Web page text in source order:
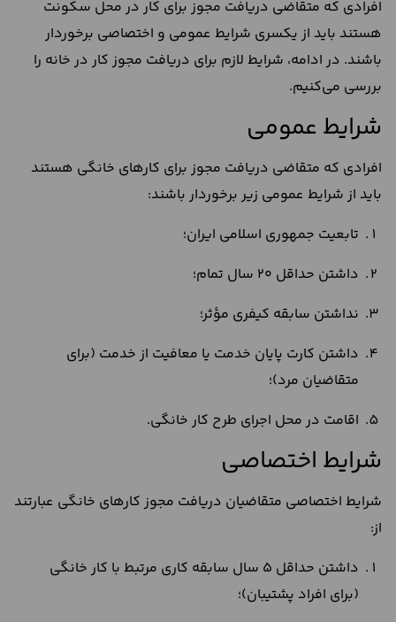
افرادی که متقاضی دریافت مجوز برای کار در محل سکونت
هستند باید از یکسری شرایط عمومی و اختصاصی برخوردار
باشند. در ادامه، شرایط لازم برای دریافت مجوز کار در خانه را
بررسی می‌کنیم.
شرایط عمومی
افرادی که متقاضی دریافت مجوز برای کارهای خانگی هستند
باید از شرایط عمومی زیر برخوردار باشند:
تابعیت جمهوری اسلامی ایران؛
داشتن حداقل 20 سال تمام؛
نداشتن سابقه کیفری مؤثر؛
داشتن کارت پایان خدمت یا معافیت از خدمت (برای
متقاضیان مرد)؛
اقامت در محل اجرای طرح کار خانگی.
شرایط اختصاصی
شرایط اختصاصی متقاضیان دریافت مجوز کارهای خانگی عبارتند
از:
داشتن حداقل 5 سال سابقه کاری مرتبط با کار خانگی
(برای افراد پشتیبان)؛